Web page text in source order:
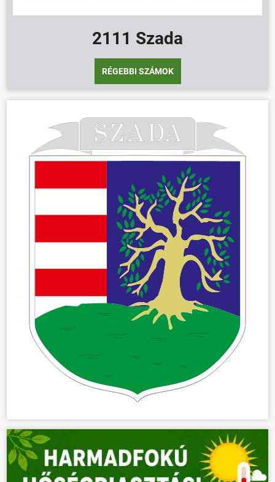
ÜGYINTÉZÉS
KÖZÖSSÉG
HÍREK
2111 Szada
RÉGEBBI SZÁMOK